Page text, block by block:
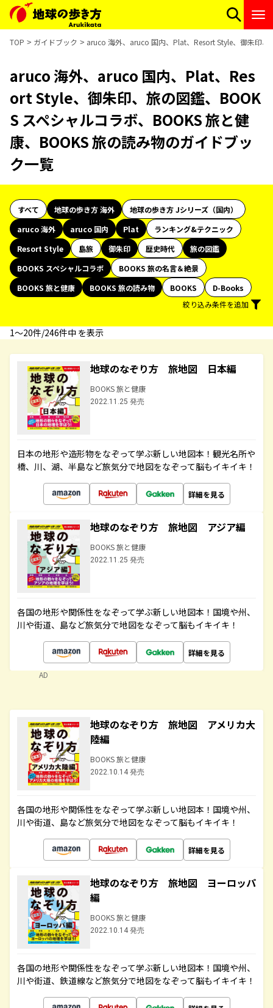
TOP ガイドブック aruco 海外、aruco 国内、Plat、Resort Style、御朱印、
aruco 海外、aruco 国内、Plat、Res
ort Style、御朱印、旅の図鑑、BOOK
S スペシャルコラボ、BOOKS 旅と健
康、BOOKS 旅の読み物のガイドブッ
ク一覧
すべて 地球の歩き方 海外
地球の歩き方 Jシリーズ（国内）
aruco 海外
aruco 国内 Plat
ランキング&テクニック
Resort Style
島旅 御朱印 歴史時代
旅の図鑑
BOOKS スペシャルコラボ
BOOKS 旅の名言＆絶景
BOOKS 旅と健康
BOOKS 旅の読み物 BOOKS
D-Books
絞り込み条件を追加
1〜20件/246件中 を表示
地球のなぞり方 旅地図 日本編
BOOKS 旅と健康
2022.11.25 発売
日本の地形や造形物をなぞって学ぶ新しい地図本！観光名所や
橋、川、湖、半島など旅気分で地図をなぞって脳もイキイキ！
詳細を見る
地球のなぞり方 旅地図 アジア編
BOOKS 旅と健康
2022.11.25 発売
各国の地形や関係性をなぞって学ぶ新しい地図本！国境や州、
川や街道、島など旅気分で地図をなぞって脳もイキイキ！
詳細を見る
AD
地球のなぞり方 旅地図 アメリカ大
陸編
BOOKS 旅と健康
2022.10.14 発売
各国の地形や関係性をなぞって学ぶ新しい地図本！国境や州、
川や街道、島など旅気分で地図をなぞって脳もイキイキ！
詳細を見る
地球のなぞり方 旅地図 ヨーロッパ
編
BOOKS 旅と健康
2022.10.14 発売
各国の地形や関係性をなぞって学ぶ新しい地図本！国境や州、
川や街道、鉄道線など旅気分で地図をなぞって脳もイキイキ！